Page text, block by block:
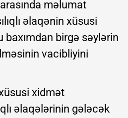
məlumat
əlaqənin xüsusi
baxımdan birgə səylərin
vacibliyini
xidmət
əlaqələrinin gələcək